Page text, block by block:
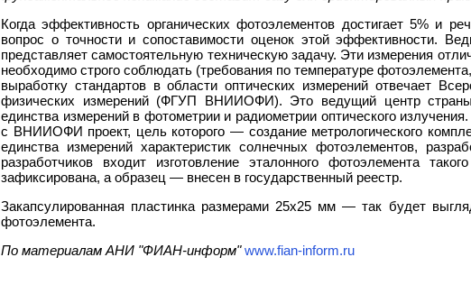
Когда эффективность органических фотоэлементов достигает 5% и
вопрос о точности и сопоставимости оценок этой эффективности.
представляет самостоятельную техническую задачу. Эти измерения
необходимо строго соблюдать (требования по температуре
выработку стандартов в области оптических измерений отвечает
физических измерений (ФГУП ВНИИОФИ). Это ведущий центр страны
единства измерений в фотометрии и радиометрии оптического
с ВНИИОФИ проект, цель которого — создание метрологического
единства измерений характеристик солнечных фотоэлементов,
разработчиков входит изготовление эталонного фотоэлемента
зафиксирована, а образец — внесен в государственный реестр.
Закапсулированная пластинка размерами 25х25 мм — так будет
фотоэлемента.
По материалам АНИ "ФИАН-информ"www.fian-inform.ru